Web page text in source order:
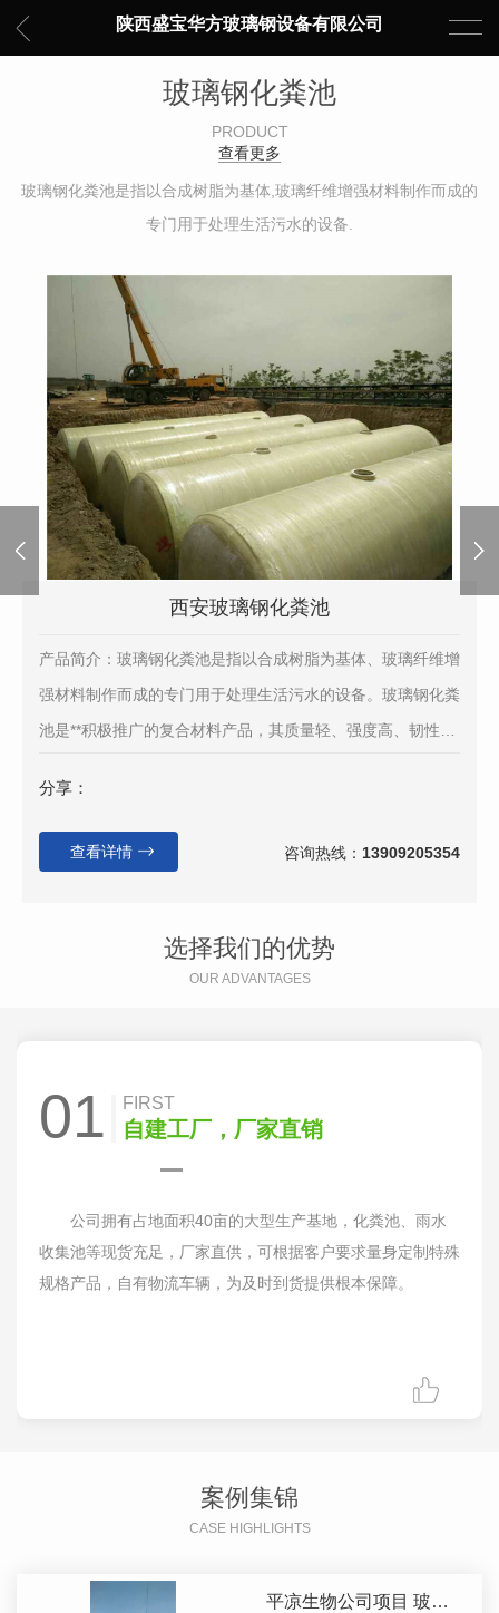
陕西盛宝华方玻璃钢设备有限公司
玻璃钢化粪池
PRODUCT
查看更多
玻璃钢化粪池是指以合成树脂为基体,玻璃纤维增强材料制作而成的
专门用于处理生活污水的设备.
西安玻璃钢化粪池
产品简介：玻璃钢化粪池是指以合成树脂为基体、玻璃纤维增
强材料制作而成的专门用于处理生活污水的设备。玻璃钢化粪
池是**积极推广的复合材料产品，其质量轻、强度高、韧性
分享：
查看详情 咨询热线： 13909205354
选择我们的优势
OUR ADVANTAGES
01 FIRST
自建工厂，厂家直销
公司拥有占地面积40亩的大型生产基地，化粪池、雨水
收集池等现货充足，厂家直供，可根据客户要求量身定制特殊
规格产品，自有物流车辆，为及时到货提供根本保障。
案例集锦
CASE HIGHLIGHTS
平凉生物公司项目 玻璃